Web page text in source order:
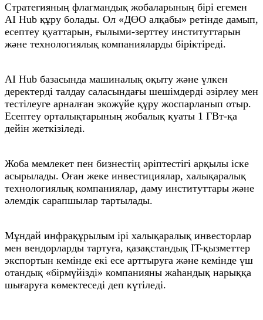
Стратегияның флагмандық жобаларының бірі егемен
AI Hub құру болады. Ол «ДӨО алқабы» ретінде дамып,
есептеу қуаттарын, ғылыми-зерттеу институттарын
және технологиялық компанияларды біріктіреді.
AI Hub базасында машиналық оқыту және үлкен
деректерді талдау саласындағы шешімдерді әзірлеу мен
тестілеуге арналған экожүйе құру жоспарланып отыр.
Есептеу орталықтарының жобалық қуаты 1 ГВт-қа
дейін жеткізіледі.
Жоба мемлекет пен бизнестің әріптестігі арқылы іске
асырылады. Оған жеке инвестициялар, халықаралық
технологиялық компаниялар, даму институттары және
әлемдік сарапшылар тартылады.
Мұндай инфрақұрылым ірі халықаралық инвесторлар
мен вендорларды тартуға, қазақстандық IT-қызметтер
экспортын кемінде екі есе арттыруға және кемінде үш
отандық «бірмүйізді» компанияны жаһандық нарыққа
шығаруға көмектеседі деп күтіледі.